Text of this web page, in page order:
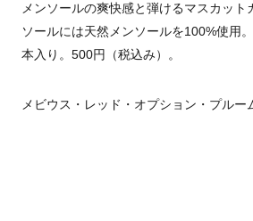
メンソールの爽快感と弾けるマスカット
ソールには天然メンソールを100%使用
本入り。500円（税込み）。
メビウス・レッド・オプション・プルー